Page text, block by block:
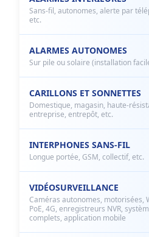
Sans-fil, autonomes, alerte par
etc.
ALARMES AUTONOMES
Sur pile ou solaire (installation
CARILLONS ET SONNETTES
Domestique, magasin, haute-
entreprise, entrepôt, etc.
INTERPHONES SANS-FIL
Longue portée, GSM, collectif, etc.
VIDÉOSURVEILLANCE
Caméras autonomes, motorisées,
PoE, 4G, enregistreurs NVR,
complets, application mobile